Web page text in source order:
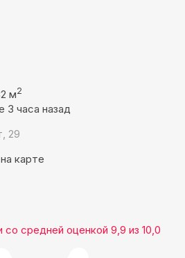
м2
3 часа назад
29
карте
со средней оценкой 9,9 из 10,0